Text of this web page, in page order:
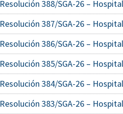
Resolución 388/SGA-26 –
Resolución 387/SGA-26 –
Resolución 386/SGA-26 –
Resolución 385/SGA-26 –
Resolución 384/SGA-26 –
Resolución 383/SGA-26 –